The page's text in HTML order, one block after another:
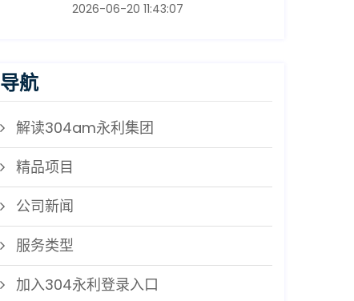
2026-06-20 11:43:07
导航
解读304am永利集团
精品项目
公司新闻
服务类型
加入304永利登录入口